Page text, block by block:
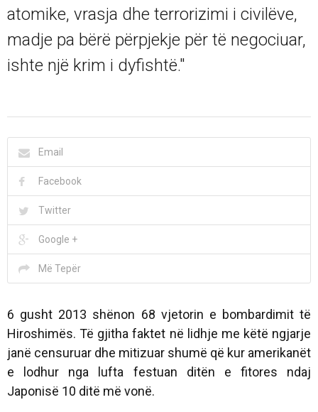
atomike, vrasja dhe terrorizimi i civilëve,
madje pa bërë përpjekje për të negociuar,
ishte një krim i dyfishtë."
Email
Facebook
Twitter
Google +
Më Tepër
6 gusht 2013 shënon 68 vjetorin e bombardimit të
Hiroshimës. Të gjitha faktet në lidhje me këtë ngjarje
janë censuruar dhe mitizuar shumë që kur amerikanët
e lodhur nga lufta festuan ditën e fitores ndaj
Japonisë 10 ditë më vonë.